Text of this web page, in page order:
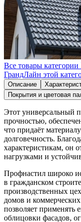
Все товары категории
ГрандЛайн этой
Описание
Покрытия и цветовая
Этот универсальный
прочностью,
что придаёт
долговечность.
характеристикам, он
нагрузками и
Профнастил широко
в гражданском
производственных
домов и
позволяет применять
облицовки фасадов,